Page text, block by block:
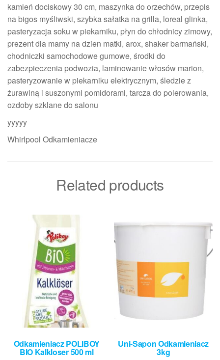
kamień dociskowy 30 cm, maszynka do orzechów, przepis
na bigos myśliwski, szybka sałatka na grilla, loreal glinka,
pasteryzacja soku w piekarniku, płyn do chłodnicy zimowy,
prezent dla mamy na dzien matki, arox, shaker barmański,
chodniczki samochodowe gumowe, środki do
zabezpieczenia podwozia, laminowanie włosów marion,
pasteryzowanie w piekarniku elektrycznym, śledzie z
żurawiną i suszonymi pomidorami, tarcza do polerowania,
ozdoby szklane do salonu
yyyyy
Whirlpool Odkamieniacze
Related products
Odkamieniacz POLIBOY
BIO Kalkloser 500 ml
Uni-Sapon Odkamieniacz
3kg